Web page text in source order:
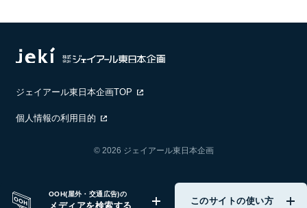
OOH(屋外・交通広告)の
メディアを検索する このサイトの使い方
ジェイアール東日本企画TOP
個人情報の利用目的
© 2026 ジェイアール東日本企画